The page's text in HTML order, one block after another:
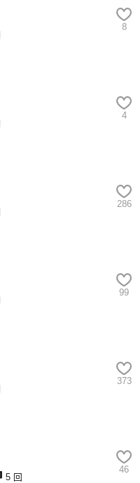
8
4
286
99
373
5 回
46